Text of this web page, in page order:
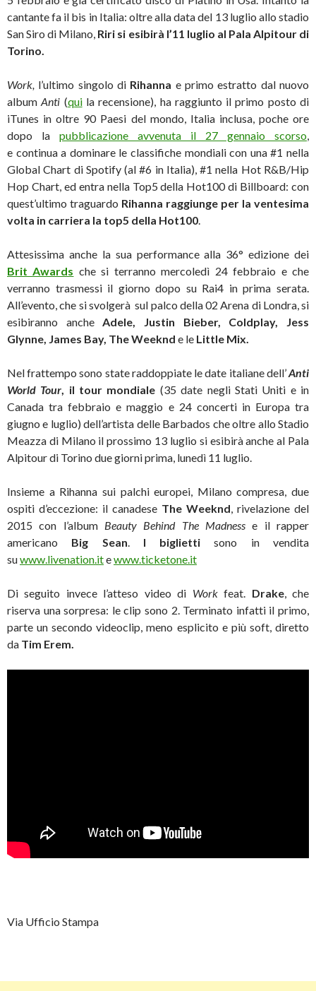
cantante fa il bis in Italia: oltre alla data del 13 luglio allo stadio
San Siro di Milano, Riri si esibirà l’11 luglio al Pala Alpitour di
Torino.
Work, l’ultimo singolo di Rihanna e primo estratto dal nuovo
albumAnti (quila recensione), ha raggiunto il primo posto di
iTunes in oltre 90 Paesi del mondo, Italia inclusa, poche ore
dopo la pubblicazione avvenuta il 27 gennaio scorso
e continua a dominare le classifiche mondiali con una #1 nella
Global Chart di Spotify (al #6 in Italia), #1 nella Hot R&B/Hip
Hop Chart, ed entra nella Top5 della Hot100 di Billboard: con
quest’ultimo traguardo Rihanna raggiunge per la ventesima
volta in carriera la top5 della Hot100
Attesissima anche la sua performance alla 36° edizione dei
Brit Awards che si terranno mercoledì 24 febbraio e che
verranno trasmessi il giorno dopo su Rai4 in prima serata.
All’evento, che si svolgerà sul palco della 02 Arena di Londra, si
esibiranno anche Adele, Justin Bieber, Coldplay, Jess
Glynne, James Bay, The Weeknd e le Little Mix.
Nel frattempo sono state raddoppiate le date italiane dell’Anti
World Tour , il tour mondiale (35 date negli Stati Uniti e in
Canada tra febbraio e maggio e 24 concerti in Europa tra
giugno e luglio) dell’artista delle Barbados che oltre allo Stadio
Meazza di Milano il prossimo 13 luglio si esibirà anche al Pala
Alpitour di Torino due giorni prima, lunedì 11 luglio.
Insieme a Rihanna sui palchi europei, Milano compresa, due
ospiti d’eccezione: il canadese The Weeknd , rivelazione del
2015 con l’album Beauty Behind The Madness e il rapper
americano Big Sean I biglietti sono in vendita
suwww.livenation.itewww.ticketone.it
Di seguito invece l’atteso video di Workfeat. Drake, che
riserva una sorpresa: le clip sono 2. Terminato infatti il primo,
parte un secondo videoclip, meno esplicito e più soft, diretto
da Tim Erem.
Via Ufficio Stampa